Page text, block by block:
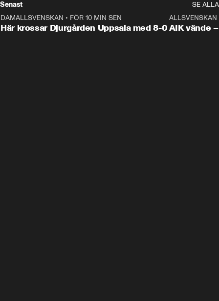
Senast
SE ALLA
DAMALLSVENSKAN • FÖR 10 MIN SEN
Här krossar Djurgården Uppsala med 8-0
ALLSVENSKAN
AIK vände